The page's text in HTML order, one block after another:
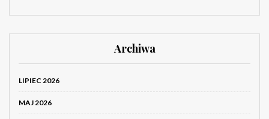
Archiwa
LIPIEC 2026
MAJ 2026